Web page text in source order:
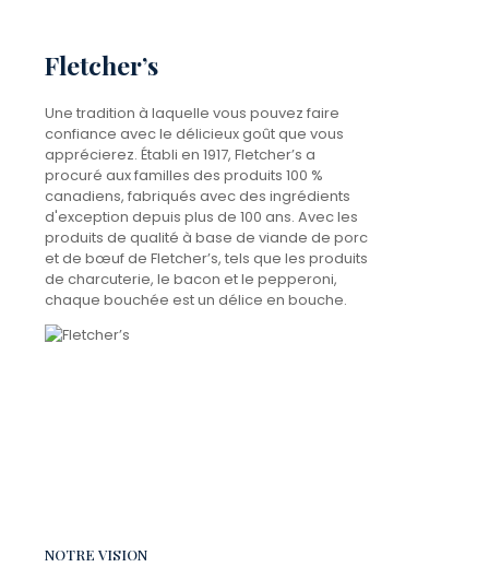
Fletcher’s
Une tradition à laquelle vous pouvez faire
confiance avec le délicieux goût que vous
apprécierez. Établi en 1917, Fletcher’s a
procuré aux familles des produits 100 %
canadiens, fabriqués avec des ingrédients
d'exception depuis plus de 100 ans. Avec les
produits de qualité à base de viande de porc
et de bœuf de Fletcher’s, tels que les produits
de charcuterie, le bacon et le pepperoni,
chaque bouchée est un délice en bouche.
NOTRE VISION